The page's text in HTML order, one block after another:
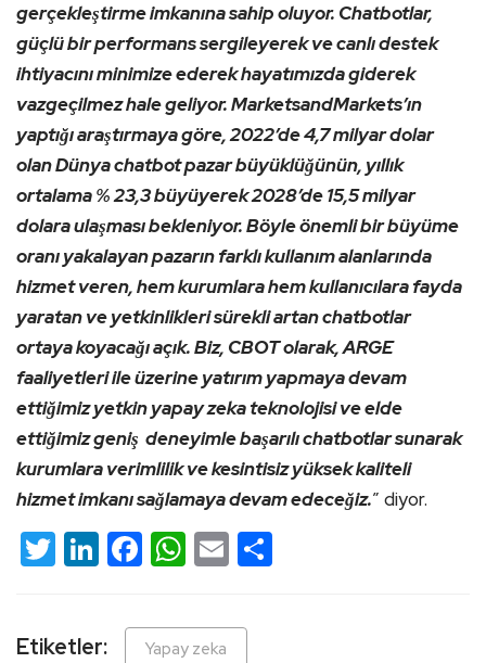
gerçekleştirme imkanına sahip oluyor. Chatbotlar,
güçlü bir performans sergileyerek ve canlı destek
ihtiyacını minimize ederek hayatımızda giderek
vazgeçilmez hale geliyor. MarketsandMarkets’ın
yaptığı araştırmaya göre, 2022’de 4,7 milyar dolar
olan Dünya chatbot pazar büyüklüğünün, yıllık
ortalama % 23,3 büyüyerek 2028’de 15,5 milyar
dolara ulaşması bekleniyor. Böyle önemli bir büyüme
oranı yakalayan pazarın farklı kullanım alanlarında
hizmet veren, hem kurumlara hem kullanıcılara fayda
yaratan ve yetkinlikleri sürekli artan chatbotlar
ortaya koyacağı açık. Biz, CBOT olarak, ARGE
faaliyetleri ile üzerine yatırım yapmaya devam
ettiğimiz yetkin yapay zeka teknolojisi ve elde
ettiğimiz geniş deneyimle başarılı chatbotlar sunarak
kurumlara verimlilik ve kesintisiz yüksek kaliteli
hizmet imkanı sağlamaya devam edeceğiz.” diyor.
Twitter
LinkedIn
Facebook
WhatsApp
Email
Etiketler: Yapay zeka